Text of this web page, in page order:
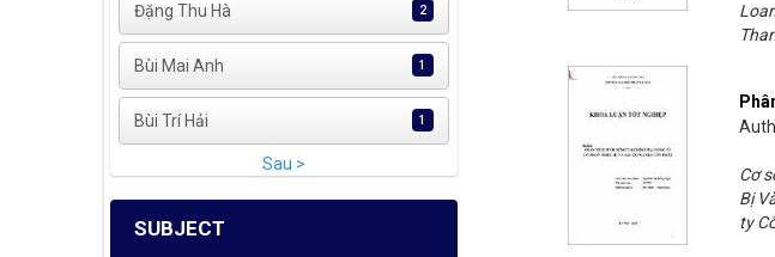
Đặng Thu Hà 2
Bùi Mai Anh 1
Bùi Trí Hải 1
Sau >
SUBJECT
Cơ
Bị
ty